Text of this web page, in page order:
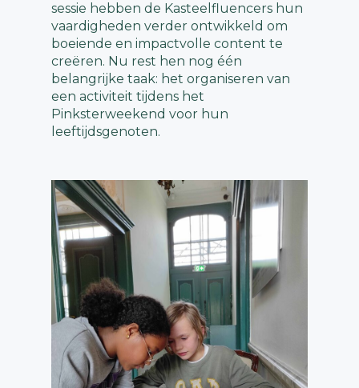
sessie hebben de Kasteelfluencers hun
vaardigheden verder ontwikkeld om
boeiende en impactvolle content te
creëren. Nu rest hen nog één
belangrijke taak: het organiseren van
een activiteit tijdens het
Pinksterweekend voor hun
leeftijdsgenoten.